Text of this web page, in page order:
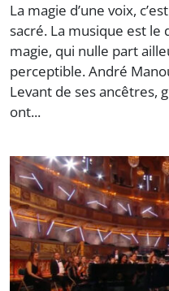
La magie d’une voix,
sacré. La musique est le
magie, qui nulle part
perceptible. André
Levant de ses ancêtres,
ont...